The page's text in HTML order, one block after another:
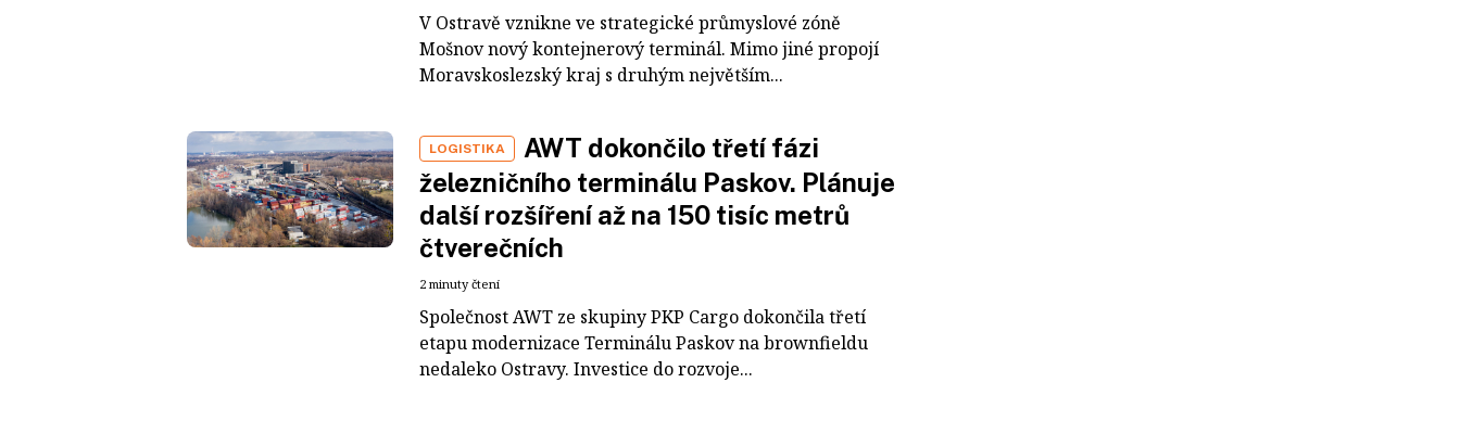
V Ostravě vznikne ve strategické průmyslové zóně
Mošnov nový kontejnerový terminál. Mimo jiné propojí
Moravskoslezský kraj s druhým největším...
LOGISTIKA
AWT dokončilo třetí fázi
železničního terminálu Paskov. Plánuje
další rozšíření až na 150 tisíc metrů
čtverečních
2 minuty čtení
Společnost AWT ze skupiny PKP Cargo dokončila třetí
etapu modernizace Terminálu Paskov na brownfieldu
nedaleko Ostravy. Investice do rozvoje...